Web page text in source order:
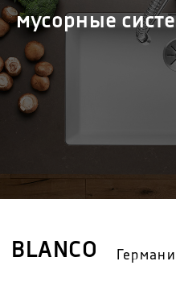
мусорные
BLANCO